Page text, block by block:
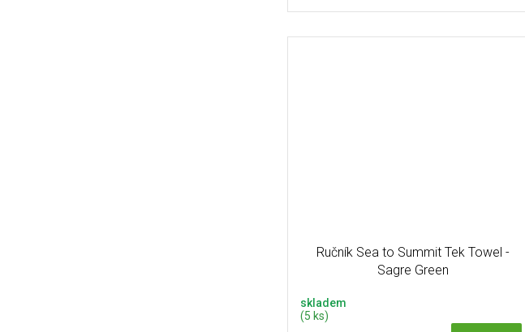
Ručník Sea to Summit Tek Towel -
Sagre Green
skladem
(5 ks)